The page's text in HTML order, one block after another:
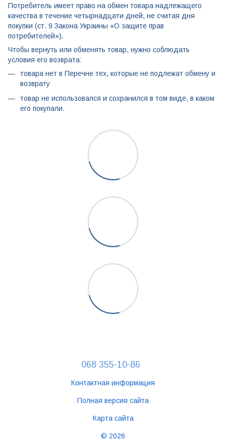
Потребитель имеет право на обмен товара надлежащего
качества в течение четырнадцати дней, не считая дня
покупки (ст. 9 Закона Украины «О защите прав
потребителей»).
Чтобы вернуть или обменять товар, нужно соблюдать
условия его возврата:
товара нет в Перечне тех, которые не подлежат обмену и
возврату
товар не использовался и сохранился в том виде, в каком
его покупали.
068 355-10-86
Контактная информация
Полная версия сайта
Карта сайта
© 2026